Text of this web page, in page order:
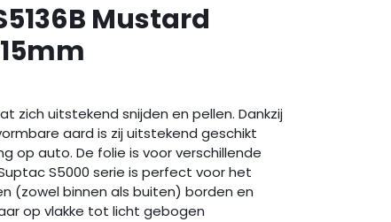
Mustard
zich uitstekend snijden en pellen. Dankzij
aard is zij uitstekend geschikt
op auto. De folie is voor verschillende
S5000 serie is perfect voor het
(zowel binnen als buiten) borden en
op vlakke tot licht gebogen